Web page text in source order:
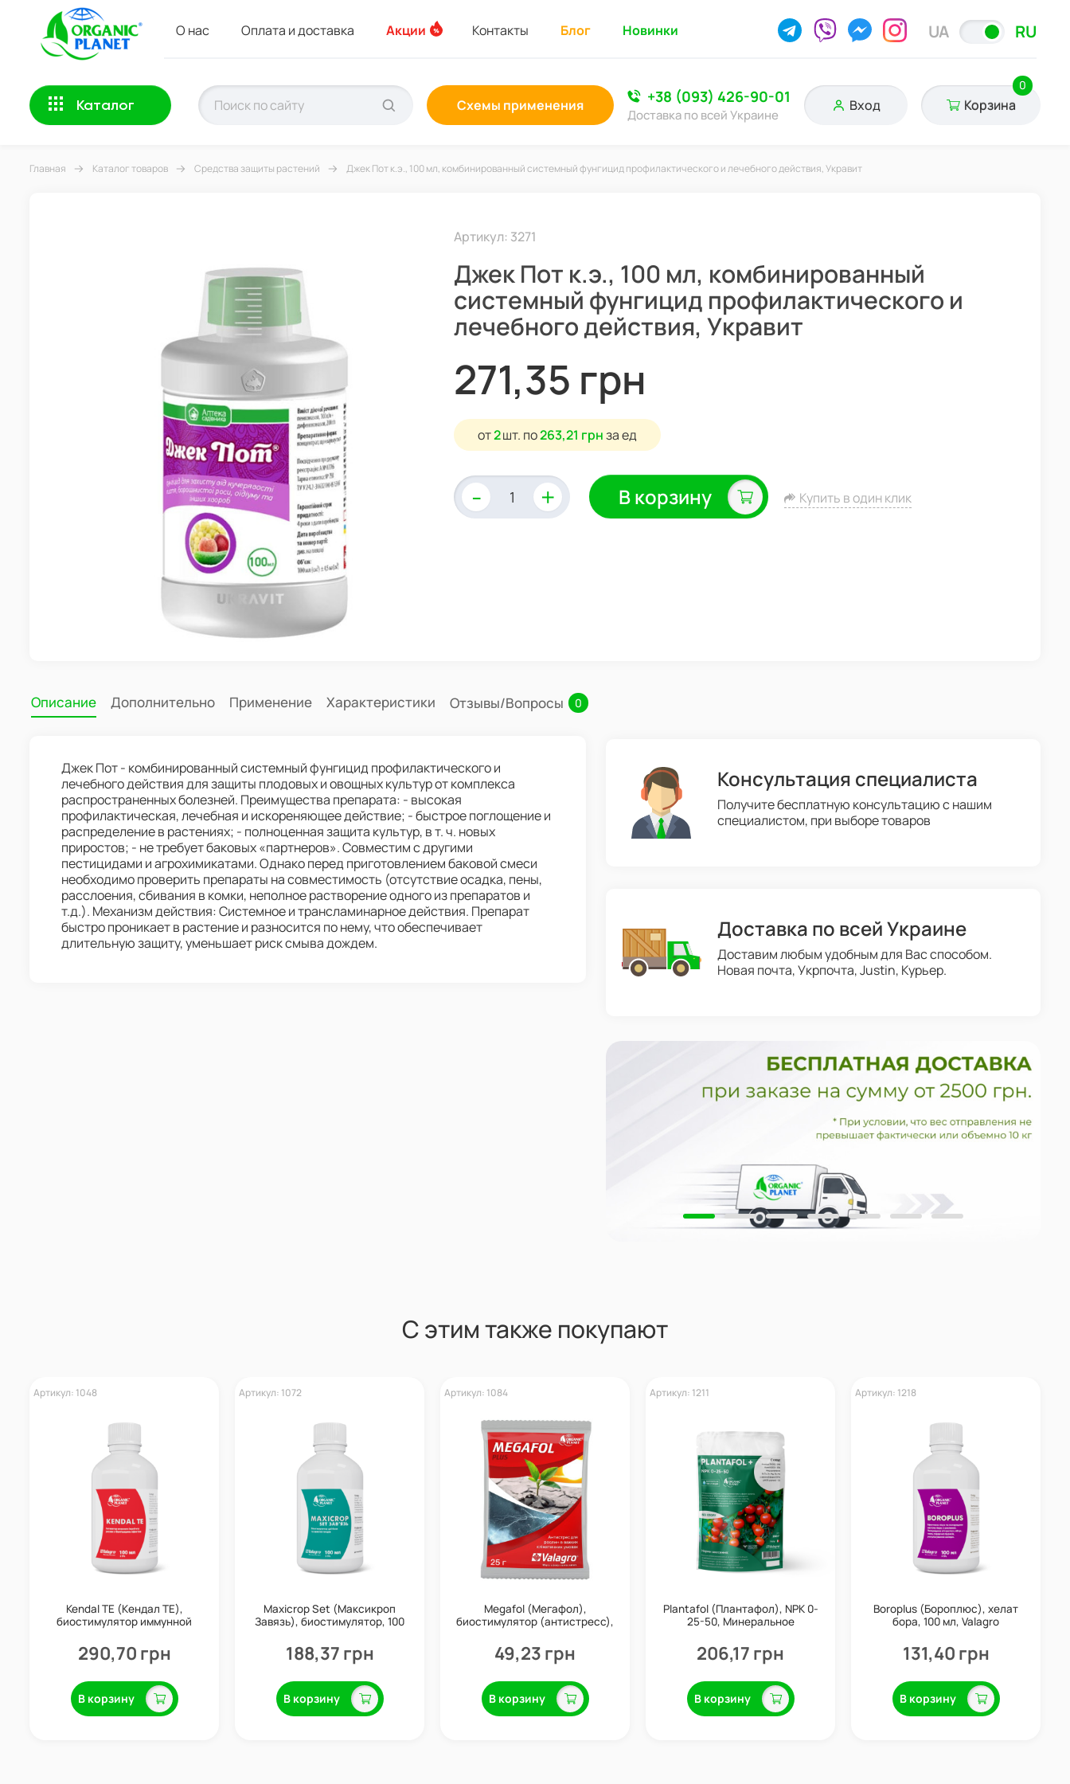
О нас Оплата и доставка Акции Контакты Блог Новинки UA RU
Каталог Схемы применения +38 (093) 426-90-01
Доставка по всей Украине
Вход Корзина
0
Главная Каталог товаров Средства защиты растений Джек Пот к.э., 100 мл, комбинированный системный фунгицид профилактического и лечебного действия, Укравит
Артикул: 3271
Джек Пот к.э., 100 мл, комбинированный
системный фунгицид профилактического и
лечебного действия, Укравит
271,35 грн
от2шт. по263,21 грнза ед
- + В корзину Купить в один клик
Описание Дополнительно Применение Характеристики Отзывы/Вопросы 0
Джек Пот - комбинированный системный фунгицид профилактического и
лечебного действия для защиты плодовых и овощных культур от комплекса
распространенных болезней. Преимущества препарата: - высокая
профилактическая, лечебная и искореняющее действие; - быстрое поглощение и
распределение в растениях; - полноценная защита культур, в т. ч. новых
приростов; - не требует баковых «партнеров». Совместим с другими
пестицидами и агрохимикатами. Однако перед приготовлением баковой смеси
необходимо проверить препараты на совместимость (отсутствие осадка, пены,
расслоения, сбивания в комки, неполное растворение одного из препаратов и
т.д.). Механизм действия: Системное и трансламинарное действия. Препарат
быстро проникает в растение и разносится по нему, что обеспечивает
длительную защиту, уменьшает риск смыва дождем.
Консультация специалиста
Получите бесплатную консультацию с нашим
специалистом, при выборе товаров
Доставка по всей Украине
Доставим любым удобным для Вас способом.
Новая почта, Укрпочта, Justin, Курьер.
С этим также покупают
Артикул: 1048
Kendal TE (Кендал ТЕ),
биостимулятор иммунной
290,70 грн
В корзину
Артикул: 1072
Maxicrop Set (Максикроп
Завязь), биостимулятор, 100
188,37 грн
В корзину
Артикул: 1084
Megafol (Мегафол),
биостимулятор (антистресс),
49,23 грн
В корзину
Артикул: 1211
Plantafol (Плантафол), NPK 0-
25-50, Минеральное
206,17 грн
В корзину
Артикул: 1218
Boroplus (Бороплюс), хелат
бора, 100 мл, Valagro
131,40 грн
В корзину